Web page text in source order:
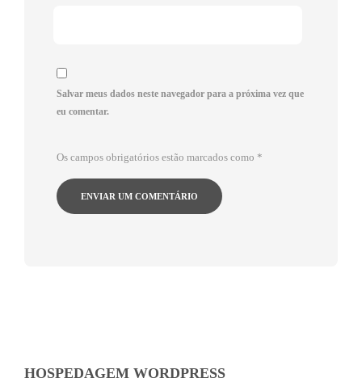
Salvar meus dados neste navegador para a próxima vez que
eu comentar.
Os campos obrigatórios estão marcados como *
HOSPEDAGEM WORDPRESS